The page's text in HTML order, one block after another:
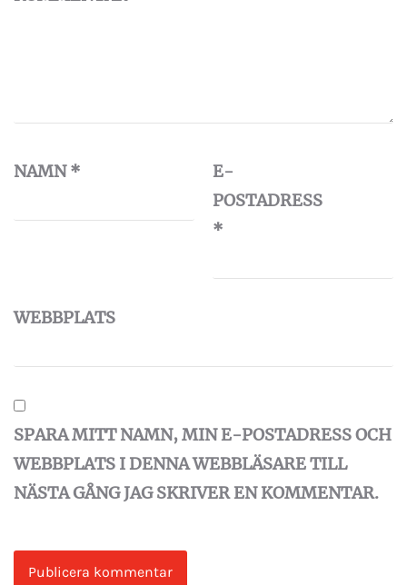
NAMN*
E-
POSTADRESS
*
WEBBPLATS
SPARA MITT NAMN, MIN E-POSTADRESS OCH
WEBBPLATS I DENNA WEBBLÄSARE TILL
NÄSTA GÅNG JAG SKRIVER EN KOMMENTAR.